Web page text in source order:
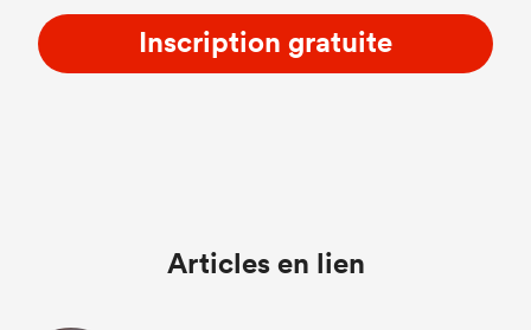
Inscription gratuite
Articles en lien